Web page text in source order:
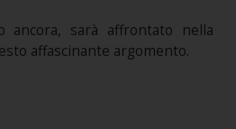
ancora, sarà affrontato nella
affascinante argomento.